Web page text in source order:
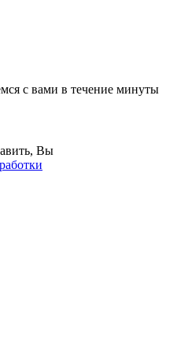
с вами в течение минуты
Вы